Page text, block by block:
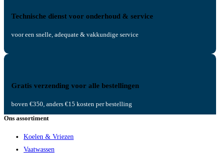
Technische dienst voor onderhoud & service
voor een snelle, adequate & vakkundige service
Gratis verzending voor alle bestellingen
boven €350, anders €15 kosten per bestelling
Ons assortiment
Koelen & Vriezen
Vaatwassen